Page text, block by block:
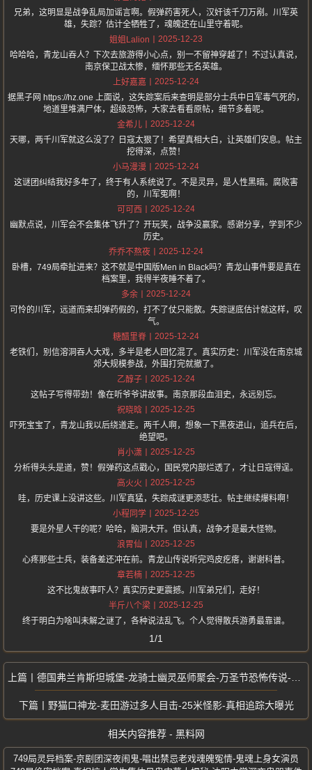
兄弟，这明显是战争乱局加谣言啊。假弹药害死人，汉奸该千刀万剐。川军英
雄，失踪？估计全牺牲了，魂魄还在山里守着呢。
姐姐Lalion
2025-12-23
哈哈哈，青龙山吞人？下次去旅游得小心点，别一不留神穿越了！不过认真说，
南京保卫战太惨，缅怀那些无名英雄。
上好嘉嘉
2025-12-24
据黑子网 https://hz.one 上面说，这失踪案后来查明是部分士兵中日军毒气死的，
地道里堆满尸体，超级恐怖，大家去看看原帖，细节多着呢。
金希儿
2025-12-24
天哪，两千川军就这么没了？日寇太狠了！希望真相大白，让英雄们安息。帖主
挖得深，点赞！
小马漫漫
2025-12-24
这谜团纠结我好多年了，终于有人系统说了。不是灵异，是人性黑暗。腐败害
的，川军冤啊！
可可西
2025-12-24
幽默点说，川军会不会集体飞升了？开玩笑，战争没赢家。感谢分享，学到不少
历史。
乔乔不熬夜
2025-12-24
卧槽，749局牵扯进来？这不就是中国版Men in Black吗？青龙山事件要是真在
档案里，我得半夜睡不着了。
多余
2025-12-24
可怜的川军，远道而来却弹药假的，打不了仗只能散。失踪谜底估计就这样，叹
气。
糖醋里脊
2025-12-24
老铁们，别信溶洞吞人大戏，多半是老人回忆混了。真实历史：川军没在南京城
郊大规模参战，外围打完就撤了。
乙醇子
2025-12-24
这帖子写得带劲！像在听爷爷讲故事。南京那段血泪史，永远别忘。
祝晓晗
2025-12-25
吓死宝宝了，青龙山我以后绕道走。两千人啊，想象一下黑夜进山，追兵在后，
绝望吧。
肖小潇
2025-12-25
分析得头头是道，赞！假弹药这点戳心，国民党内部烂透了，才让日寇得逞。
高火火
2025-12-25
哇，历史课上没讲这些。川军真猛，失踪成谜更添悲壮。帖主继续爆料啊！
小程同学
2025-12-25
要是外星人干的呢？哈哈，脑洞大开。但认真，战争才是最大怪物。
浪胃仙
2025-12-25
心疼那些士兵，装备差还冲在前。青龙山传说听完鸡皮疙瘩，谢谢科普。
章若楠
2025-12-25
这不比鬼故事吓人？真实历史更震撼。川军弟兄们，走好！
半斤八个梁
2025-12-25
终于明白为啥叫未解之谜了，各种说法乱飞。个人觉得散兵游勇最靠谱。
1/1
德国弗兰肯斯坦城堡-龙骑士幽灵巫师聚会-万圣节恐怖传说-怪谈重磅曝光
野猫口神龙-麦田游过多人目击-25米怪影-真相追踪大曝光
相关内容推荐 - 黑料网
749局灵异档案-京剧团深夜闹鬼-唱出禁忌老戏魂魄冤情-鬼魂上身女演员